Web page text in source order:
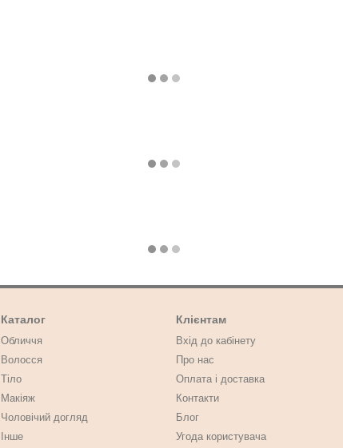
Каталог
Обличчя
Волосся
Тіло
Макіяж
Чоловічий догляд
Інше
Клієнтам
Вхід до кабінету
Про нас
Оплата і доставка
Контакти
Блог
Угода користувача